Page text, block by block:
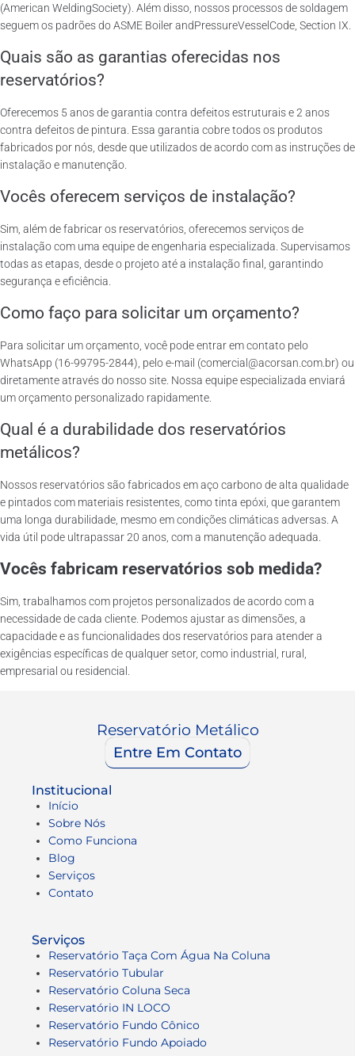
(American WeldingSociety). Além disso, nossos processos de soldagem
seguem os padrões do ASME Boiler andPressureVesselCode, Section IX.
Quais são as garantias oferecidas nos
reservatórios?
Oferecemos 5 anos de garantia contra defeitos estruturais e 2 anos
contra defeitos de pintura. Essa garantia cobre todos os produtos
fabricados por nós, desde que utilizados de acordo com as instruções de
instalação e manutenção.
Vocês oferecem serviços de instalação?
Sim, além de fabricar os reservatórios, oferecemos serviços de
instalação com uma equipe de engenharia especializada. Supervisamos
todas as etapas, desde o projeto até a instalação final, garantindo
segurança e eficiência.
Como faço para solicitar um orçamento?
Para solicitar um orçamento, você pode entrar em contato pelo
WhatsApp (16-99795-2844), pelo e-mail (comercial@acorsan.com.br) ou
diretamente através do nosso site. Nossa equipe especializada enviará
um orçamento personalizado rapidamente.
Qual é a durabilidade dos reservatórios
metálicos?
Nossos reservatórios são fabricados em aço carbono de alta qualidade
e pintados com materiais resistentes, como tinta epóxi, que garantem
uma longa durabilidade, mesmo em condições climáticas adversas. A
vida útil pode ultrapassar 20 anos, com a manutenção adequada.
Vocês fabricam reservatórios sob medida?
Sim, trabalhamos com projetos personalizados de acordo com a
necessidade de cada cliente. Podemos ajustar as dimensões, a
capacidade e as funcionalidades dos reservatórios para atender a
exigências específicas de qualquer setor, como industrial, rural,
empresarial ou residencial.
Reservatório Metálico
Entre Em Contato
Institucional
Início
Sobre Nós
Como Funciona
Blog
Serviços
Contato
Serviços
Reservatório Taça Com Água Na Coluna
Reservatório Tubular
Reservatório Coluna Seca
Reservatório IN LOCO
Reservatório Fundo Cônico
Reservatório Fundo Apoiado